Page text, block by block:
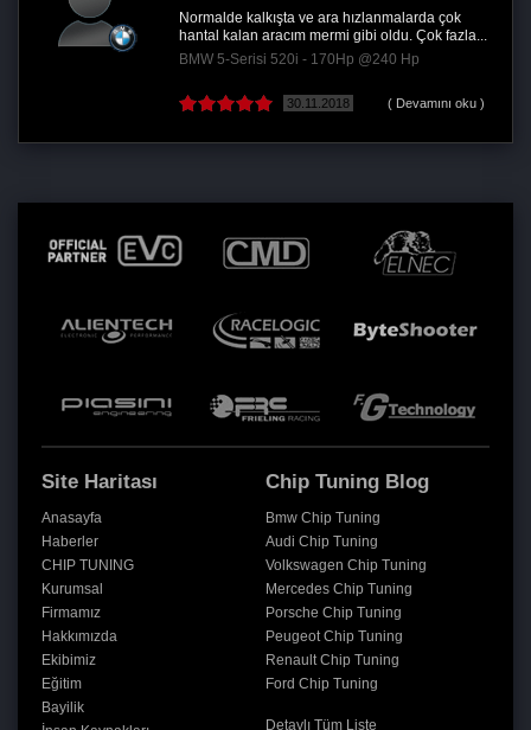
Normalde kalkışta ve ara hızlanmalarda çok
hantal kalan aracım mermi gibi oldu. Çok fazla...
BMW 5-Serisi 520i - 170Hp @240 Hp
30.11.2018 ( Devamını oku )
Site Haritası
Anasayfa
Haberler
CHIP TUNING
Kurumsal
Firmamız
Hakkımızda
Ekibimiz
Eğitim
Bayilik
Chip Tuning Blog
Bmw Chip Tuning
Audi Chip Tuning
Volkswagen Chip Tuning
Mercedes Chip Tuning
Porsche Chip Tuning
Peugeot Chip Tuning
Renault Chip Tuning
Ford Chip Tuning
Detaylı Tüm Liste